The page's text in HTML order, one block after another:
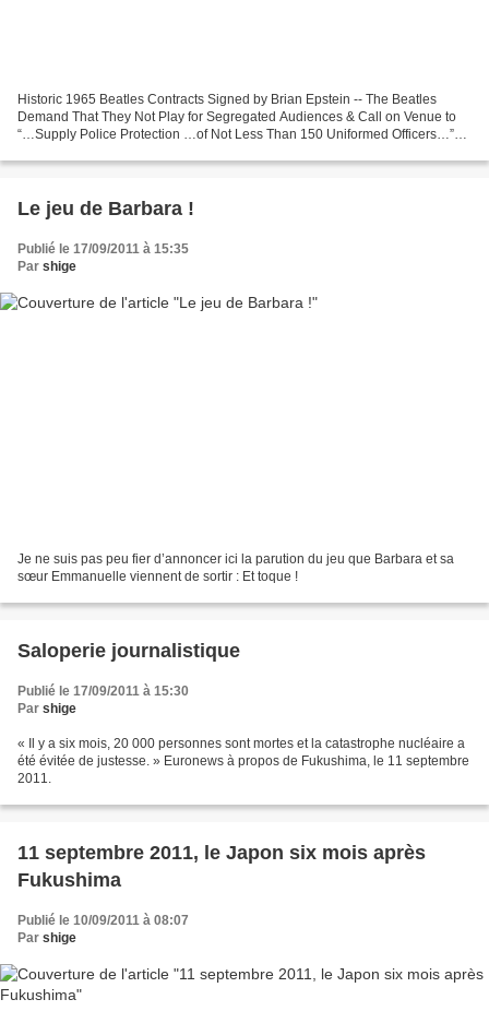
Historic 1965 Beatles Contracts Signed by Brian Epstein -- The Beatles
Demand That They Not Play for Segregated Audiences & Call on Venue to
“…Supply Police Protection …of Not Less Than 150 Uniformed Officers…”
Le jeu de Barbara !
Publié le 17/09/2011 à 15:35
Par shige
Je ne suis pas peu fier d’annoncer ici la parution du jeu que Barbara et sa
sœur Emmanuelle viennent de sortir : Et toque !
Saloperie journalistique
Publié le 17/09/2011 à 15:30
Par shige
« Il y a six mois, 20 000 personnes sont mortes et la catastrophe nucléaire a
été évitée de justesse. » Euronews à propos de Fukushima, le 11 septembre
2011.
11 septembre 2011, le Japon six mois après
Fukushima
Publié le 10/09/2011 à 08:07
Par shige